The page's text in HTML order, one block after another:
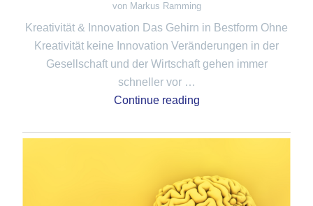
von Markus Ramming
Kreativität & Innovation Das Gehirn in Bestform Ohne
Kreativität keine Innovation Veränderungen in der
Gesellschaft und der Wirtschaft gehen immer
schneller vor …
Continue reading